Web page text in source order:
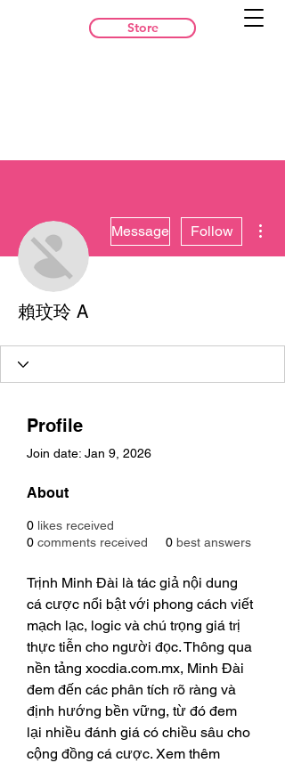
Store
Message Follow
賴玟玲 A
Profile
Join date: Jan 9, 2026
About
0 likes received
0 comments received 0 best answers
Trịnh Minh Đài là tác giả nội dung
cá cược nổi bật với phong cách viết
mạch lạc, logic và chú trọng giá trị
thực tiễn cho người đọc. Thông qua
nền tảng xocdia.com.mx, Minh Đài
đem đến các phân tích rõ ràng và
định hướng bền vững, từ đó đem
lại nhiều đánh giá có chiều sâu cho
cộng đồng cá cược. Xem thêm